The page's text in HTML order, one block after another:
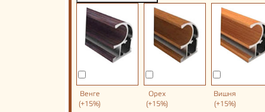
Венге
(+15%)
Орех
(+15%)
Вишня
(+15%)